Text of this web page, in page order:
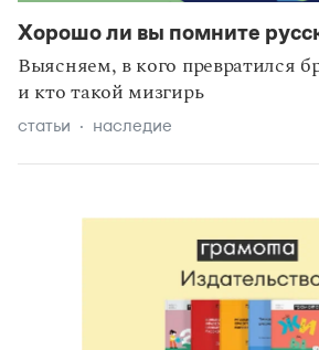
Хорошо ли вы помните
Выясняем, в кого превратился
и кто такой мизгирь
статьи наследие